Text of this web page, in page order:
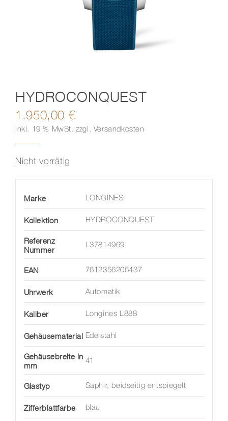
HYDROCONQUEST
1.950,00 €
inkl. 19 % MwSt. zzgl. Versandkosten
Nicht vorrätig
Marke LONGINES
Kollektion HYDROCONQUEST
Referenz
Nummer
L37814969
EAN 7612356206437
Uhrwerk Automatik
Kaliber Longines L888
Gehäusematerial Edelstahl
Gehäusebreite in
mm
41
Glastyp Saphir, beidseitig entspiegelt
Zifferblattfarbe blau